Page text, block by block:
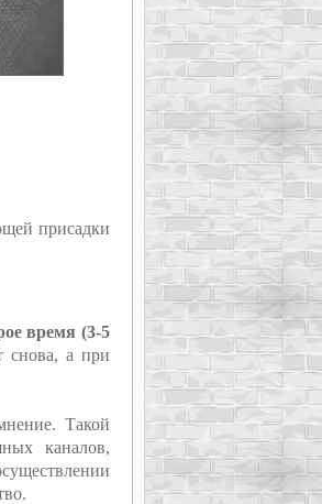
присадки
время (3-5
снова, а при
Такой
каналов,